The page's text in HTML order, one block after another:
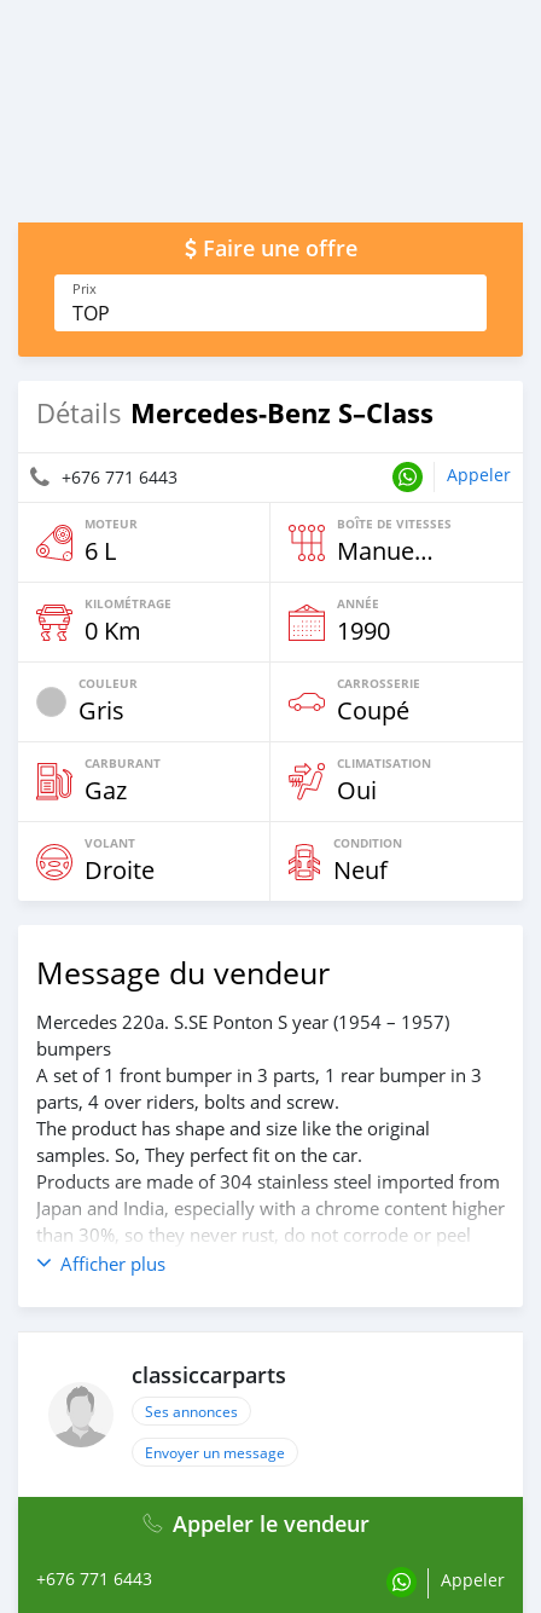
Faire une offre
Prix
TOP
Détails Mercedes-Benz S–Class
+676 771 6443 Appeler
MOTEUR
6 L
BOÎTE DE VITESSES
Manuelle
KILOMÉTRAGE
0 Km
ANNÉE
1990
COULEUR
Gris
CARROSSERIE
Coupé
CARBURANT
Gaz
CLIMATISATION
Oui
VOLANT
Droite
CONDITION
Neuf
Message du vendeur
Mercedes 220a. S.SE Ponton S year (1954 – 1957)
bumpers
A set of 1 front bumper in 3 parts, 1 rear bumper in 3
parts, 4 over riders, bolts and screw.
The product has shape and size like the original
samples. So, They perfect fit on the car.
Products are made of 304 stainless steel imported from
Japan and India, especially with a chrome content higher
than 30%, so they never rust, do not corrode or peel
over time.
This is the perfect replacement.
classiccarpartsvn.com/product/mercedes-220a-s-se-
ponton-s-1954-1957/
If you need all parts for any classic car, please contact
me.
Email: info@classiccarpartsvn.com
Fanpage: facebook.com/profile.php?
WhatsApp: +84 81 284 2228
Afficher plus
classiccarparts
Ses annonces
Envoyer un message
Appeler le vendeur
+676 771 6443 Appeler